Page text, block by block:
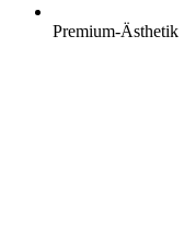
Premium-Ästhetik